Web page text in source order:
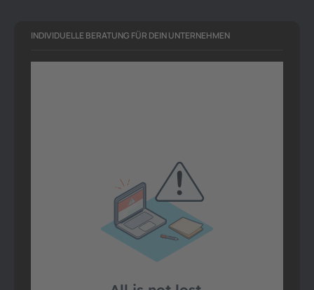
INDIVIDUELLE BERATUNG FÜR DEIN UNTERNEHMEN